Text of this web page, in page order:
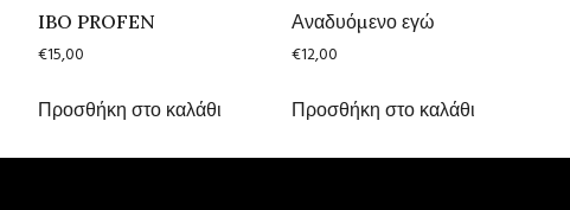
IBO PROFEN
€15,00
Προσθήκη στο καλάθι
Αναδυόμενο εγώ
€12,00
Προσθήκη στο καλάθι